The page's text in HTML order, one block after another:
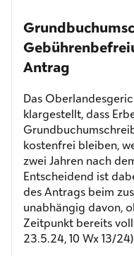
Antrag
Das
klargestellt, dass
kostenfrei bleiben,
zwei Jahren nach
Entscheidend ist
des Antrags beim
unabhängig davon,
Zeitpunkt bereits
23.5.24, 10 Wx 13/